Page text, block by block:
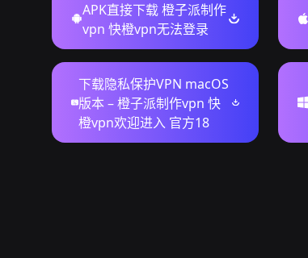
APK直接下载 橙子派制作
vpn 快橙vpn无法登录
下载隐私保护VPN macOS
版本 – 橙子派制作vpn 快
橙vpn欢迎进入 官方18